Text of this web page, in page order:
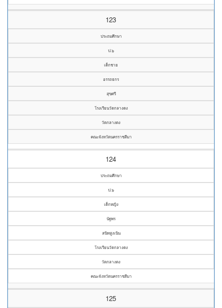
123
ประถมศึกษา
ป.๖
เด็กชาย
อรรถธกร
สุขศรี
โรงเรียนวัดกลางดง
วัดกลางดง
คณะจังหวัดนครราชสีมา
124
ประถมศึกษา
ป.๖
เด็กหญิง
นัฐพร
สนิทสูงเนิน
โรงเรียนวัดกลางดง
วัดกลางดง
คณะจังหวัดนครราชสีมา
125